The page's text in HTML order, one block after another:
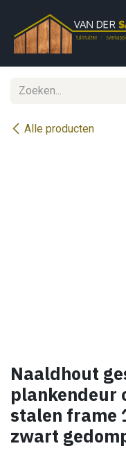
Alle producten
Naaldhout
plankendeur
stalen frame
zwart